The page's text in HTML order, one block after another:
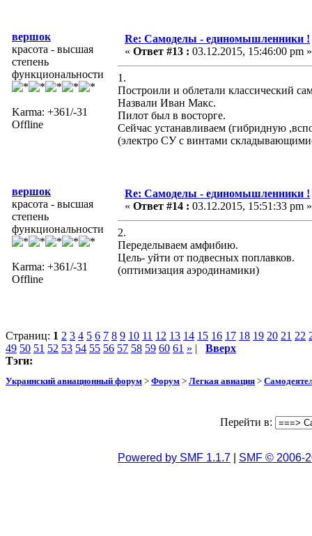
вершок
красота - высшая
степень
функциональности
Karma: +361/-31
Offline
Re: Самоделы - единомышленники !
« Ответ #13 : 03.12.2015, 15:46:00 pm »
1.
Построили и облетали классический
Назвали Иван Макс.
Пилот был в восторге.
Сейчас устанавливаем (гибридную
(электро СУ с винтами
вершок
красота - высшая
степень
функциональности
Karma: +361/-31
Offline
Re: Самоделы - единомышленники !
« Ответ #14 : 03.12.2015, 15:51:33 pm »
2.
Переделываем амфибию.
Цель- уйти от подвесных поплавков.
(оптимизация аэродинамики)
Страниц: 1 2 3 4 5 6 7 8 9 10 11 12 13 14 15 16 17 18 19 20 21 22
49 50 51 52 53 54 55 56 57 58 59 60 61 » | Вверх
Тэги:
Украинский авиационный форум > Форум > Легкая авиация >
Перейти в:
Powered by SMF 1.1.7 SMF © 2006-